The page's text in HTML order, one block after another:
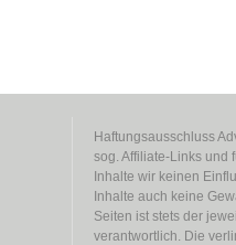
Haftungsausschluss
sog. Affiliate-Links und
Inhalte wir keinen
Inhalte auch keine
Seiten ist stets der
verantwortlich. Die